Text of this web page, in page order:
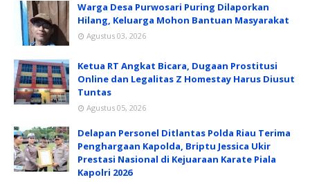
Warga Desa Purwosari Puring Dilaporkan
Hilang, Keluarga Mohon Bantuan Masyarakat
Agustus 03, 2026
Ketua RT Angkat Bicara, Dugaan Prostitusi
Online dan Legalitas Z Homestay Harus Diusut
Tuntas
Agustus 05, 2026
Delapan Personel Ditlantas Polda Riau Terima
Penghargaan Kapolda, Briptu Jessica Ukir
Prestasi Nasional di Kejuaraan Karate Piala
Kapolri 2026